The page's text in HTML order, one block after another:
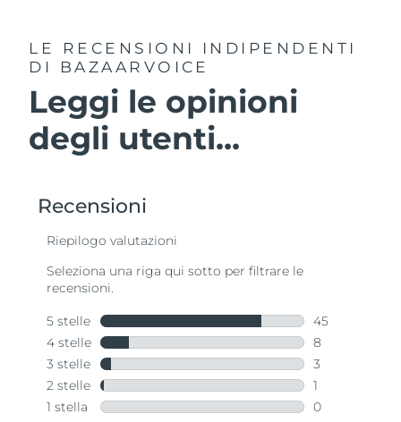
LE RECENSIONI INDIPENDENTI
DI BAZAARVOICE
Leggi le opinioni
degli utenti...